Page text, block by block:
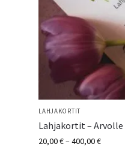
LAHJAKORTIT
Lahjakortit – Arvolle
20,00€–400,00€